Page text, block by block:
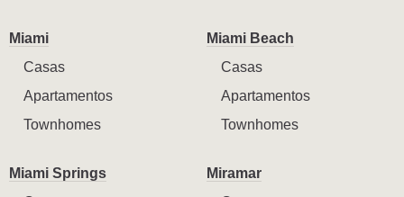
Miami
Casas
Apartamentos
Townhomes
Miami Beach
Casas
Apartamentos
Townhomes
Miami Springs
Miramar